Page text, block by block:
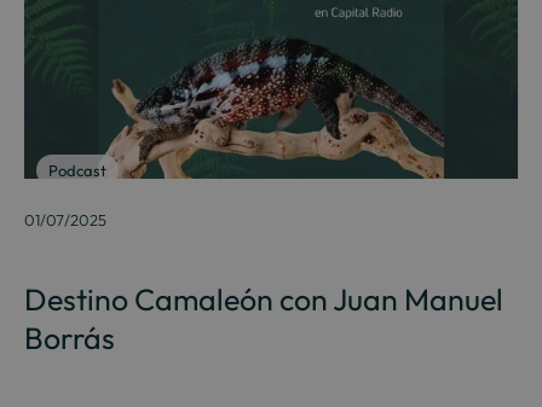
Podcast
01/07/2025
Destino Camaleón con Juan Manuel
Borrás